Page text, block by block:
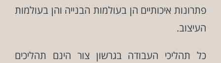
פתרונות איכותיים הן בעולמות הבנייה והן בעולמות
העיצוב.
כל תהליכי העבודה בגרשון צור הינם תהליכים